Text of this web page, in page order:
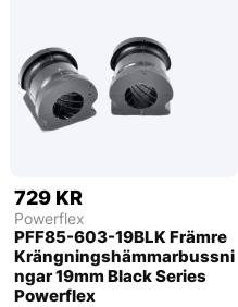
729 KR
Powerflex
PFF85-603-19BLK Främre
Krängningshämmarbussni
ngar 19mm Black Series
Powerflex